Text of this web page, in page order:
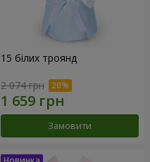
15 білих троянд
2 074 грн
Замовити